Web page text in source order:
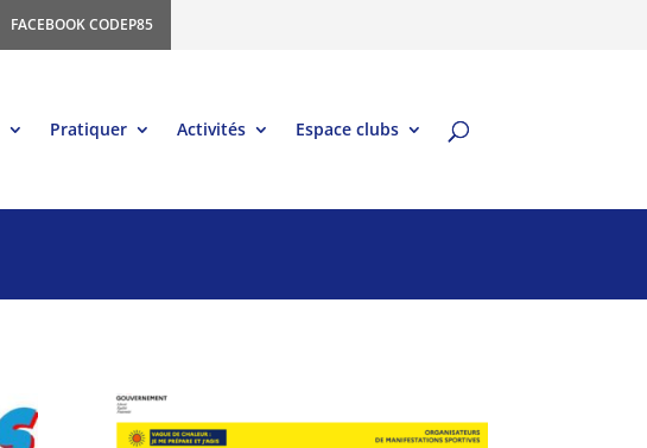
FACEBOOK CODEP85
Pratiquer Activités Espace clubs